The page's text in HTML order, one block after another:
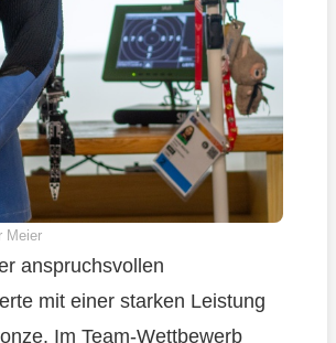
Meier
anspruchsvollen
mit einer starken Leistung
Im Team-Wettbewerb